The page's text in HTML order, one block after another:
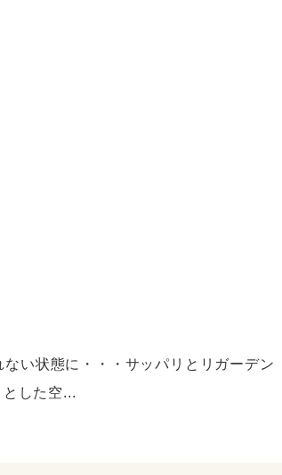
い状態に・・・サッパリとリガーデン
した空...